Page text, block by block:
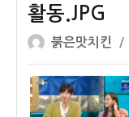
활동.JPG
글
쓴
이
붉은맛치킨